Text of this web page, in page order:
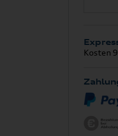
Kosten